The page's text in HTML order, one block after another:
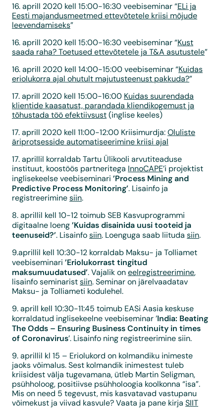
16. aprill 2020 kell 15:00-16:30 veebiseminar “ELi ja
Eesti majandusmeetmed ettevõtetele kriisi mõjude
leevendamiseks”
16. aprill 2020 kell 15:00-16:30 veebiseminar “Kust
saada raha? Toetused ettevõtetele ja T&A asutustele”
16. aprill 2020 kell 14:00-15:00 veebiseminar “Kuidas
eriolukorra ajal ohutult majutusteenust pakkuda?”
17. aprill 2020 kell 15:00-16:00 Kuidas suurendada
klientide kaasatust, parandada kliendikogemust ja
tõhustada töö efektiivsust (inglise keeles)
17. aprill 2020 kell 11:00-12:00 Kriisimurdja: Oluliste
äriprotsesside automatiseerimine kriisi ajal
17. aprillil korraldab Tartu Ülikooli arvutiteaduse
instituut, koostöös partneritega InnoCAPE’i projektist
inglisekeelse veebiseminari ’Process Mining and
Predictive Process Monitoring’. Lisainfo ja
registreerimine siin.
8. aprillil kell 10-12 toimub SEB Kasvuprogrammi
digitaalne loeng ’Kuidas disainida uusi tooteid ja
teenuseid?’. Lisainfo siin. Loenguga saab liituda siin.
9.aprillil kell 10:30-12 korraldab Maksu- ja Tolliamet
veebiseminari ’Eriolukorrast tingitud
maksumuudatused’. Vajalik on eelregistreerimine,
lisainfo seminarist siin. Seminar on järelvaadatav
Maksu- ja Tolliameti kodulehel.
9. aprill kell 10:30-11:45 toimub EASi Aasia keskuse
korraldatud inglisekeelne veebiseminar ’India: Beating
The Odds – Ensuring Business Continuity in times
of Coronavirus’. Lisainfo ning registreerimine siin.
9. aprillil kl 15 – Eriolukord on kolmandiku inimeste
jaoks võimalus. Sest kolmandik inimestest tuleb
kriisidest välja tugevamana, ütleb Martin Seligman,
psühholoog, positiivse psühholoogia koolkonna “isa”.
Mis on need 5 tegevust, mis kasvatavad vastupanu
võimekust ja viivad kasvule? Vaata ja pane kirja SIIT